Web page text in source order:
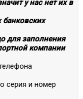
у нас нет их в
банковских
для заполнения
компании
серия и номер